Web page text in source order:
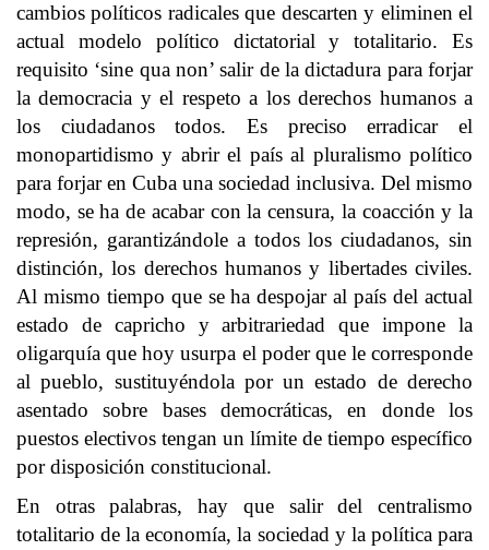
cambios políticos radicales que descarten y eliminen el
actual modelo político dictatorial y totalitario. Es
requisito ‘sine qua non’ salir de la dictadura para forjar
la democracia y el respeto a los derechos humanos a
los ciudadanos todos. Es preciso erradicar el
monopartidismo y abrir el país al pluralismo político
para forjar en Cuba una sociedad inclusiva. Del mismo
modo, se ha de acabar con la censura, la coacción y la
represión, garantizándole a todos los ciudadanos, sin
distinción, los derechos humanos y libertades civiles.
Al mismo tiempo que se ha despojar al país del actual
estado de capricho y arbitrariedad que impone la
oligarquía que hoy usurpa el poder que le corresponde
al pueblo, sustituyéndola por un estado de derecho
asentado sobre bases democráticas, en donde los
puestos electivos tengan un límite de tiempo específico
por disposición constitucional.
En otras palabras, hay que salir del centralismo
totalitario de la economía, la sociedad y la política para